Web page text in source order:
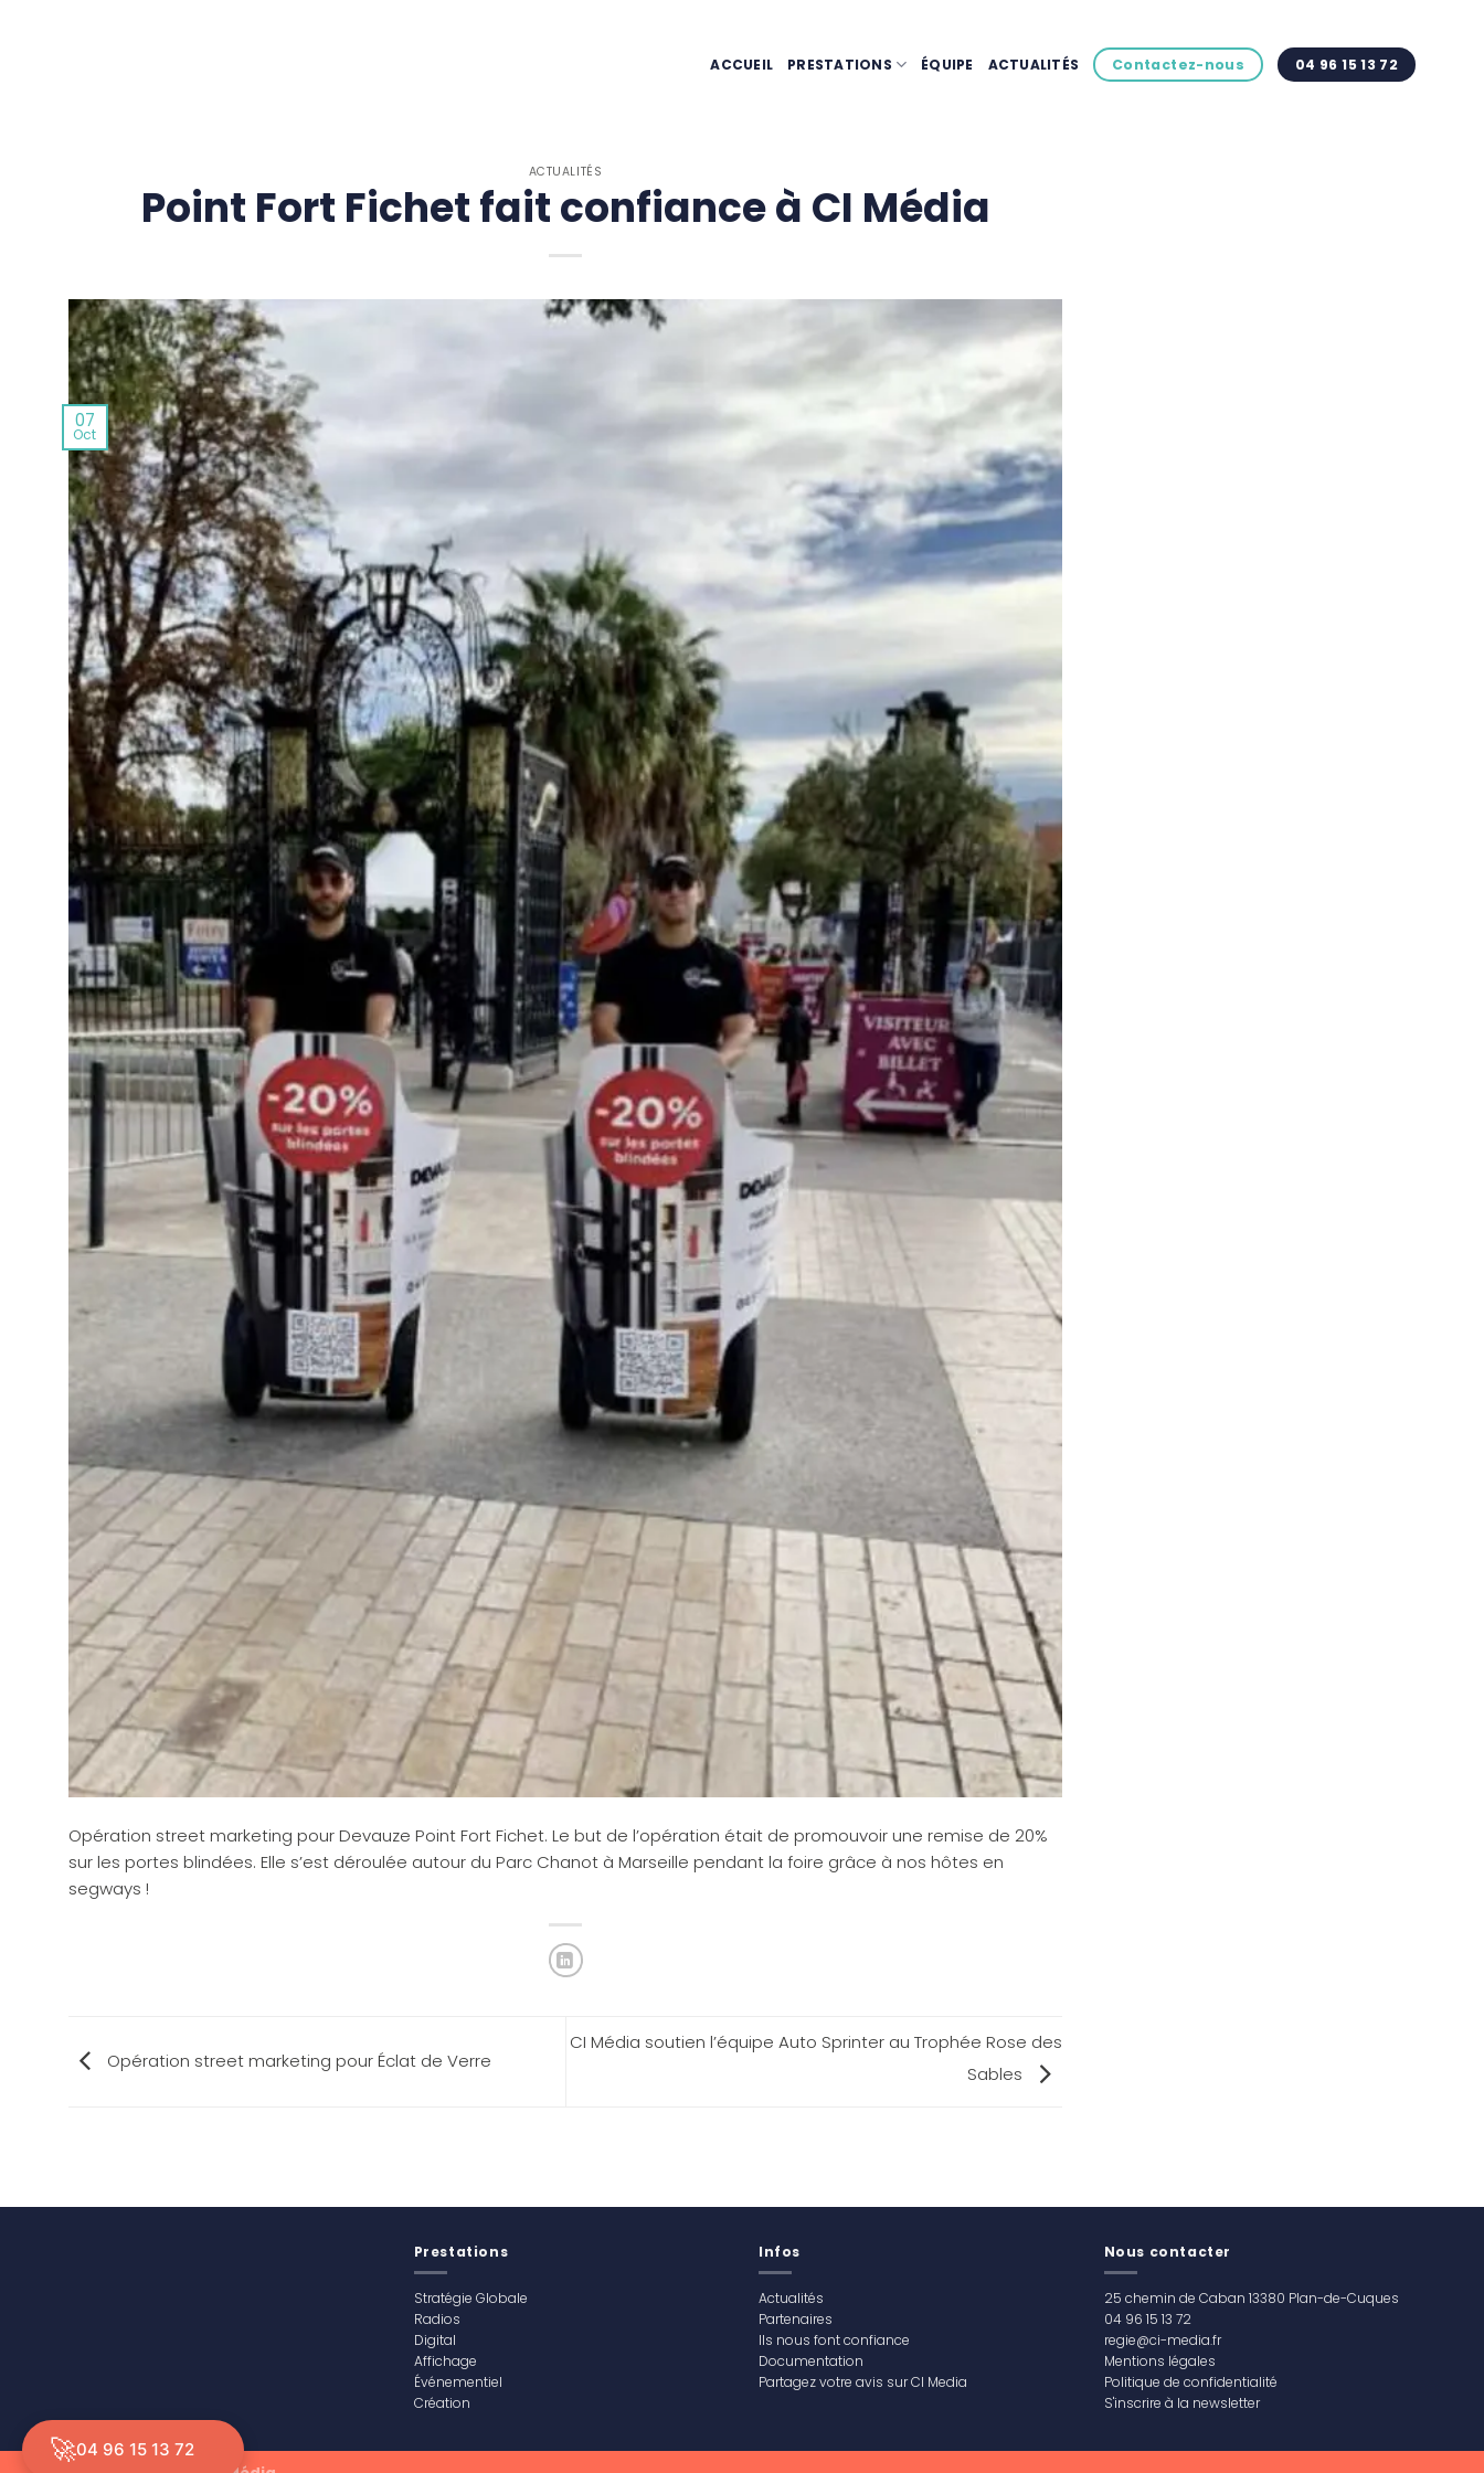
ACCUEIL PRESTATIONS ÉQUIPE ACTUALITÉS Contactez-nous 04 96 15 13 72
ACTUALITÉS
Point Fort Fichet fait confiance à CI Média
07
Oct
Opération street marketing pour Devauze Point Fort Fichet. Le but de l’opération était de promouvoir une remise de 20%
sur les portes blindées. Elle s’est déroulée autour du Parc Chanot à Marseille pendant la foire grâce à nos hôtes en
segways !
Opération street marketing pour Éclat de Verre
CI Média soutien l’équipe Auto Sprinter au Trophée Rose des
Sables
Prestations
Stratégie Globale
Radios
Digital
Affichage
Événementiel
Création
Infos
Actualités
Partenaires
Ils nous font confiance
Documentation
Partagez votre avis sur CI Media
Nous contacter
25 chemin de Caban 13380 Plan-de-Cuques
04 96 15 13 72
regie@ci-media.fr
Mentions légales
Politique de confidentialité
S'inscrire à la newsletter
🚀04 96 15 13 72